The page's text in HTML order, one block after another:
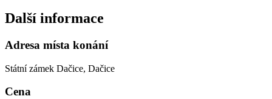
Další informace
Adresa místa konání
Státní zámek Dačice, Dačice
Cena